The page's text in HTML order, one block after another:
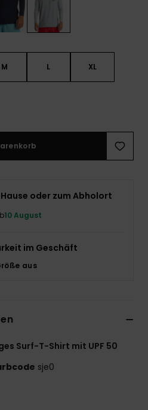
M L XL
oder zum Abholort
10 August
im Geschäft
aus
Surf-T-Shirt mit UPF 50
sje0